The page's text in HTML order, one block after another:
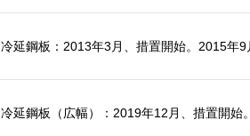
冷延鋼板：2013年3月、措置開始。2015年
冷延鋼板（広幅）：2019年12月、措置開始